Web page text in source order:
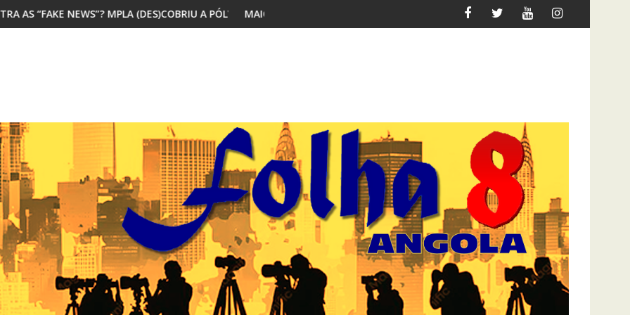
(DES)COBRIU A PÓLVORAMAIORIA DOS JOVENS AFRICANOS QUER MIGRAR ATAQUE À UNITEL AINDA AFECTA A VIDA